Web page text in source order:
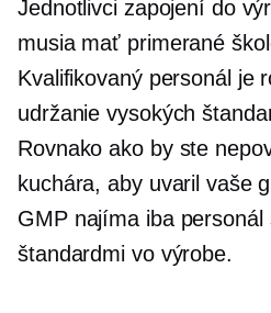
Jednotlivci zapojení do
musia mať primerané
Kvalifikovaný personál je
udržanie vysokých
Rovnako ako by ste
kuchára, aby uvaril vaše
GMP najíma iba personál
štandardmi vo výrobe.